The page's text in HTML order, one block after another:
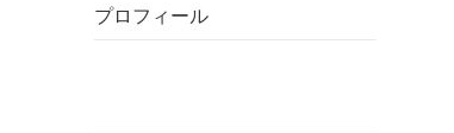
プロフィール